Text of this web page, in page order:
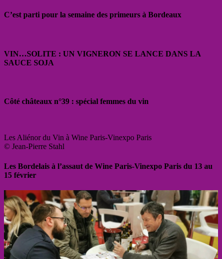
C’est parti pour la semaine des primeurs à Bordeaux
VIN…SOLITE : UN VIGNERON SE LANCE DANS LA
SAUCE SOJA
Côté châteaux n°39 : spécial femmes du vin
Les Aliénor du Vin à Wine Paris-Vinexpo Paris
© Jean-Pierre Stahl
Les Bordelais à l’assaut de Wine Paris-Vinexpo Paris du 13 au
15 février